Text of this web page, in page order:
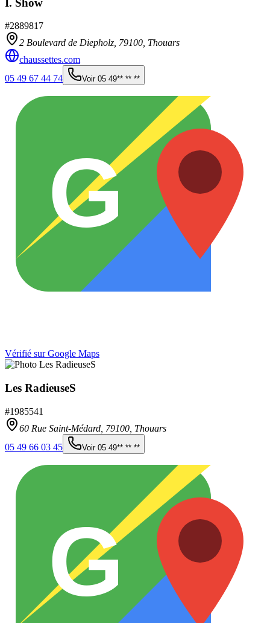
I. Show
#2889817
2 Boulevard de Diepholz, 79100, Thouars
chaussettes.com
05 49 67 44 74
Voir 05 49** ** **
G
Vérifié sur Google Maps
Les RadieuseS
#1985541
60 Rue Saint-Médard, 79100 Thouars
05 49 66 03 45
Voir 05 49** ** **
G